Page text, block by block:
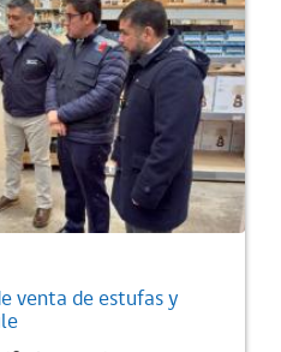
venta de estufas y